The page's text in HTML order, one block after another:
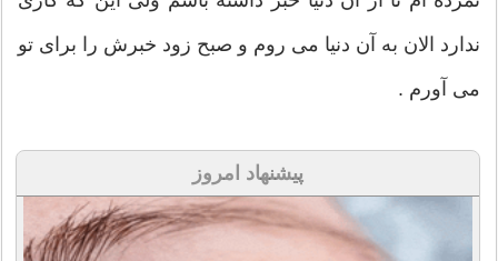
ندارد الان به آن دنیا می روم و صبح زود خبرش را برای تو
می آورم .
پیشنهاد امروز